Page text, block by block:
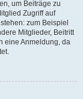
um Beiträge zu
Zugriff auf
zum Beispiel
Mitglieder, Beitritt
eine Anmeldung, da